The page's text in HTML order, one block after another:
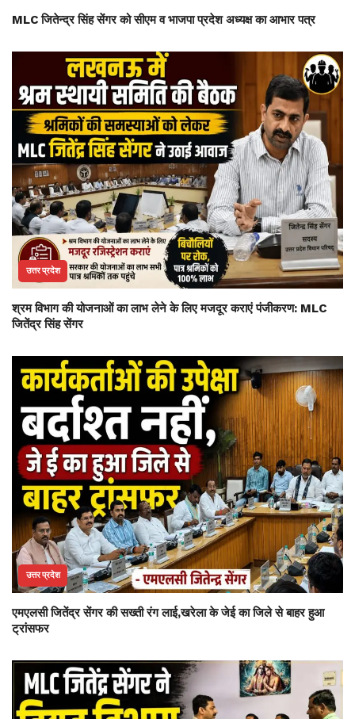
MLC जितेन्द्र सिंह सेंगर को सीएम व भाजपा प्रदेश अध्यक्ष का आभार पत्र
उत्तर प्रदेश
श्रम विभाग की योजनाओं का लाभ लेने के लिए मजदूर कराएं पंजीकरण: MLC
जितेंद्र सिंह सेंगर
उत्तर प्रदेश
एमएलसी जितेंद्र सेंगर की सख्ती रंग लाई,खरेला के जेई का जिले से बाहर हुआ
ट्रांसफर